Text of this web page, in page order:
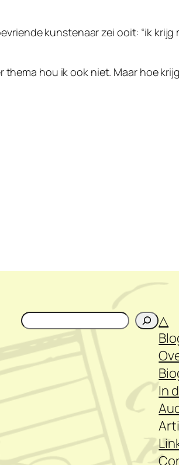
kunstenaar zei ooit: “ik krijg
hou ik ook niet. Maar hoe
Zoeken
△
In